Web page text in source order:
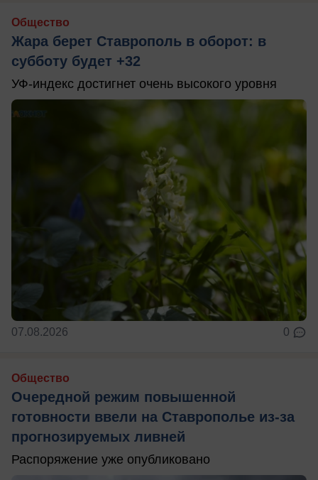
Общество
Жара берет Ставрополь в оборот: в
субботу будет +32
УФ-индекс достигнет очень высокого уровня
07.08.2026 0
Общество
Очередной режим повышенной
готовности ввели на Ставрополье из-за
прогнозируемых ливней
Распоряжение уже опубликовано